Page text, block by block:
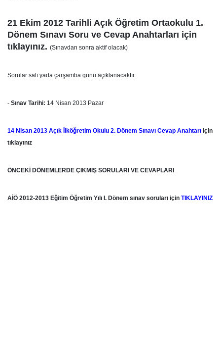
21 Ekim 2012 Tarihli Açık Öğretim Ortaokulu 1.
Dönem Sınavı Soru ve Cevap Anahtarları için
tıklayınız. (Sınavdan sonra aktif olacak)
Sorular salı yada çarşamba günü açıklanacaktır.
- Sınav Tarihi: 14 Nisan 2013 Pazar
14 Nisan 2013 Açık İlköğretim Okulu 2. Dönem Sınavı Cevap Anahtarı için
tıklayınız
ÖNCEKİ DÖNEMLERDE ÇIKMIŞ SORULARI VE CEVAPLARI
AİÖ 2012-2013 Eğitim Öğretim Yılı I. Dönem sınav soruları için TIKLAYINIZ